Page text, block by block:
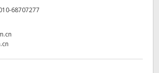
68707277